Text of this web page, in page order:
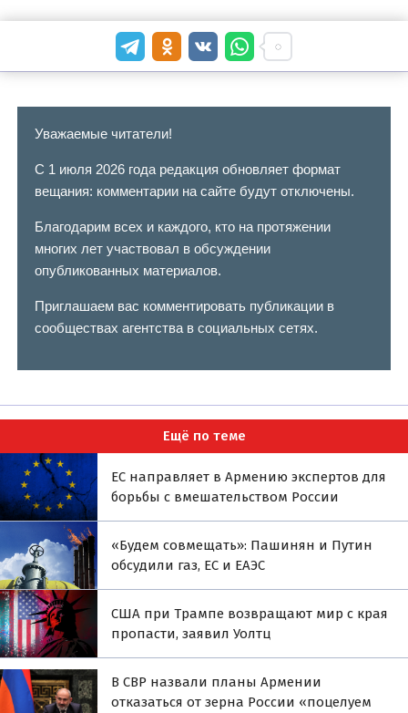
Уважаемые читатели!
С 1 июля 2026 года редакция обновляет формат
вещания: комментарии на сайте будут отключены.
Благодарим всех и каждого, кто на протяжении
многих лет участвовал в обсуждении
опубликованных материалов.
Приглашаем вас комментировать публикации в
сообществах агентства в социальных сетях.
Ещё по теме
ЕС направляет в Армению экспертов для
борьбы с вмешательством России
«Будем совмещать»: Пашинян и Путин
обсудили газ, ЕС и ЕАЭС
США при Трампе возвращают мир с края
пропасти, заявил Уолтц
В СВР назвали планы Армении
отказаться от зерна России «поцелуем